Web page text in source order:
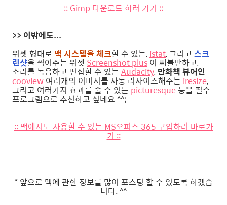
:: Gimp 다운로드 하러 가기 ::
>> 이밖에도...
위젯 형태로 맥 시스템을 체크할 수 있는, istat, 그리고 스크
린샷을 찍어주는 위젯 Screenshot plus 이 써볼만하고,
소리를 녹음하고 편집할 수 있는 Audacity, 만화책 뷰어인
cooview 여러개의 이미지를 자동 리사이즈해주는 iresize,
그리고 여러가지 효과를 줄 수 있는 picturesque등을 필수
프로그램으로 추천하고 싶네요 ^^;
:: 맥에서도 사용할 수 있는 MS오피스 365 구입하러 바로가
기 ::
* 앞으로 맥에 관한 정보를 많이 포스팅 할 수 있도록 하겠습
니다. ^^